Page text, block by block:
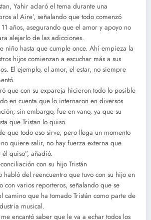
Yahir aclaró el tema durante una
al Aire’, señalando que todo comenzó
años, asegurando que el amor y apoyo no
alejarlo de las adicciones.
niño hasta que cumple once. Ahí empieza la
hijos comienzan a escuchar más a sus
El ejemplo, el amor, el estar, no siempre
que con su expareja hicieron todo lo posible
en cuenta que lo internaron en diversos
sin embargo, fue en vano, ya que su
que Tristan lo quiso.
que todo eso sirve, pero llega un momento
quiere salir, no hay fuerza externa que
él quiso”, añadió.
con su hijo Tristán
habló del reencuentro que tuvo con su hijo en
con varios reporteros, señalando que se
camino que ha tomado Tristán como parte de
musical.
encantó saber que le va a echar todos los